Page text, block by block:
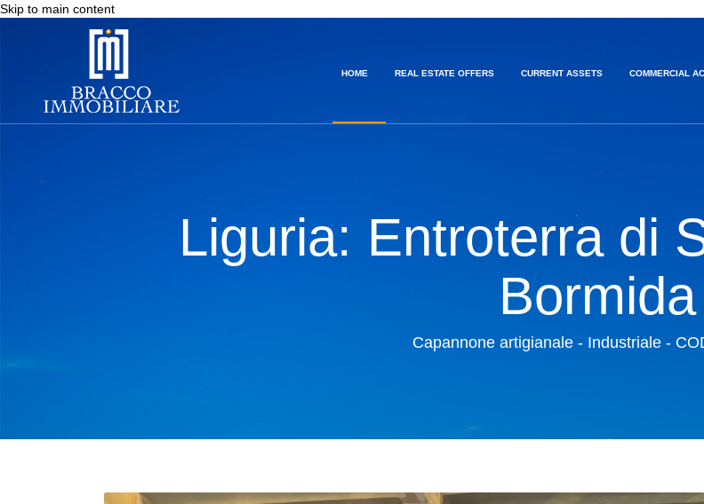
Skip to main content
HOME REAL ESTATE OFFERS CURRENT ASSETS COMMERCIAL
Liguria: Entroterra di
Bormida
Capannone artigianale - Industriale -